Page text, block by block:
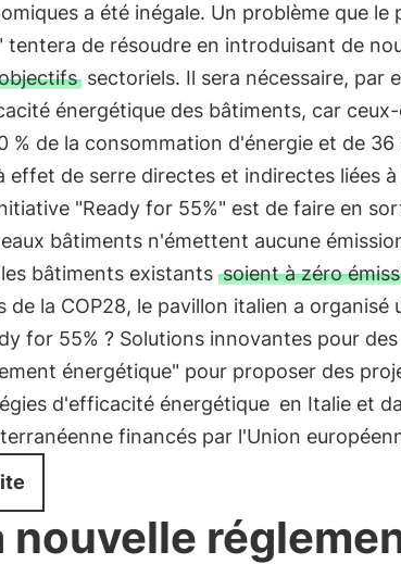
a été inégale. Un problème que le
tentera de résoudre en introduisant de
sectoriels. Il sera nécessaire, par
énergétique des bâtiments, car
% de la consommation d'énergie et de 36
effet de serre directes et indirectes liées
"Ready for 55%" est de faire en
bâtiments n'émettent aucune
bâtiments existants soient à zéro
de la COP28, le pavillon italien a
for 55% ? Solutions innovantes pour
énergétique" pour proposer des
d'efficacité énergétique en Italie et
financés par l'Union
nouvelle